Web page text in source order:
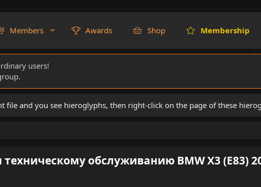
Members Awards Shop Membership
users!
and you see hieroglyphs, then right-click on the page of these
обслуживанию BMW X3 (E83)